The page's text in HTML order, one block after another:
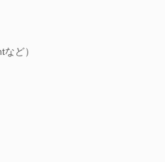
ど）